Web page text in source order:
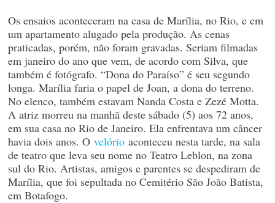
Os ensaios aconteceram na casa de Marília, no Rio, e em
um apartamento alugado pela produção. As cenas
praticadas, porém, não foram gravadas. Seriam filmadas
em janeiro do ano que vem, de acordo com Silva, que
também é fotógrafo. “Dona do Paraíso” é seu segundo
longa. Marília faria o papel de Joan, a dona do terreno.
No elenco, também estavam Nanda Costa e Zezé Motta.
A atriz morreu na manhã deste sábado (5) aos 72 anos,
em sua casa no Rio de Janeiro. Ela enfrentava um câncer
havia dois anos. O velórioaconteceu nesta tarde, na sala
de teatro que leva seu nome no Teatro Leblon, na zona
sul do Rio. Artistas, amigos e parentes se despediram de
Marília, que foi sepultada no Cemitério São João Batista,
em Botafogo.